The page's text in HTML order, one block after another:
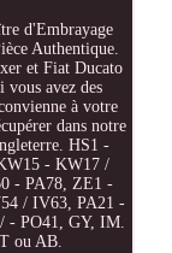
d'Embrayage
Authentique.
et Fiat Ducato
vous avez des
à votre
dans notre
HS1 -
- KW17 /
- PA78, ZE1 -
/ IV63, PA21 -
- PO41, GY, IM.
ou AB.